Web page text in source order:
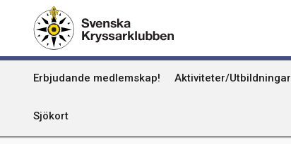
huvudinnehåll
Erbjudande medlemskap! Aktiviteter/Utbildningar
Sjökort
Kummel
Uthamn
Naturhamn